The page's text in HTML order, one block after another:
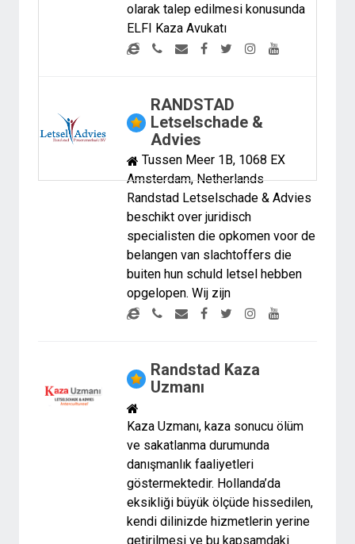
olarak talep edilmesi konusunda
ELFI Kaza Avukatı
RANDSTAD
Letselschade &
Advies
Tussen Meer 1B, 1068 EX
Amsterdam, Netherlands
Randstad Letselschade & Advies
beschikt over juridisch
specialisten die opkomen voor de
belangen van slachtoffers die
buiten hun schuld letsel hebben
opgelopen. Wij zijn
Randstad Kaza
Uzmanı
Kaza Uzmanı, kaza sonucu ölüm
ve sakatlanma durumunda
danışmanlık faaliyetleri
göstermektedir. Hollanda’da
eksikliği büyük ölçüde hissedilen,
kendi dilinizde hizmetlerin yerine
getirilmesi ve bu kapsamdaki